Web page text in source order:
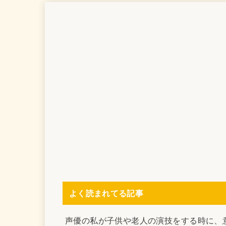
よく読まれてる記事
声優の私が子供や老人の演技をする時に、